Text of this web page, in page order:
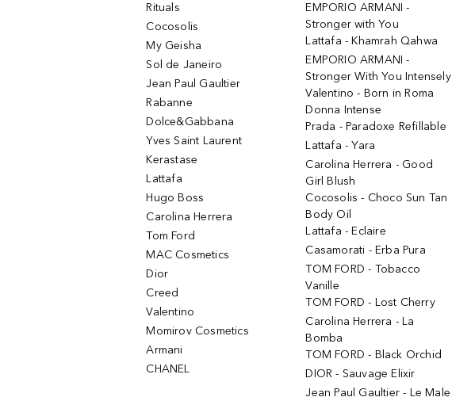
Rituals
Cocosolis
My Geisha
Sol de Janeiro
Jean Paul Gaultier
Rabanne
Dolce&Gabbana
Yves Saint Laurent
Kerastase
Lattafa
Hugo Boss
Carolina Herrera
Tom Ford
MAC Cosmetics
Dior
Creed
Valentino
Momirov Cosmetics
Armani
CHANEL
EMPORIO ARMANI -
Stronger with You
Lattafa - Khamrah Qahwa
EMPORIO ARMANI -
Stronger With You Intensely
Valentino - Born in Roma
Donna Intense
Prada - Paradoxe Refillable
Lattafa - Yara
Carolina Herrera - Good
Girl Blush
Cocosolis - Choco Sun Tan
Body Oil
Lattafa - Eclaire
Casamorati - Erba Pura
TOM FORD - Tobacco
Vanille
TOM FORD - Lost Cherry
Carolina Herrera - La
Bomba
TOM FORD - Black Orchid
DIOR - Sauvage Elixir
Jean Paul Gaultier - Le Male